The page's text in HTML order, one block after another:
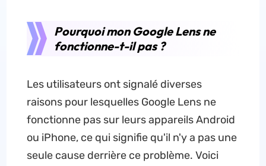
Pourquoi mon Google Lens ne
fonctionne-t-il pas ?
Les utilisateurs ont signalé diverses
raisons pour lesquelles Google Lens ne
fonctionne pas sur leurs appareils Android
ou iPhone, ce qui signifie qu'il n'y a pas une
seule cause derrière ce problème. Voici